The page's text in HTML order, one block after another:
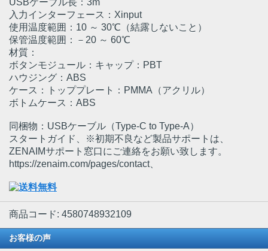
USBケーブル長：3m
入力インターフェース：Xinput
使用温度範囲：10 ～ 30℃（結露しないこと）
保管温度範囲：－20 ～ 60℃
材質：
ボタンモジュール：キャップ：PBT
ハウジング：ABS
ケース：トッププレート：PMMA（アクリル）
ボトムケース：ABS
同梱物：USBケーブル（Type-C to Type-A）
スタートガイド、※初期不良など製品サポートは、
ZENAIMサポート窓口にご連絡をお願い致します。
https://zenaim.com/pages/contact、
商品コード: 4580748932109
お客様の声